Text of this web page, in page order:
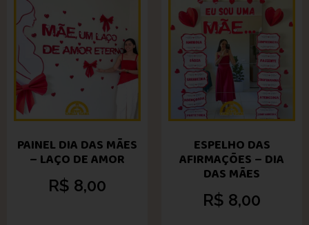
PAINEL DIA DAS MÃES
– LAÇO DE AMOR
R$ 8,00
ESPELHO DAS
AFIRMAÇÕES – DIA
DAS MÃES
R$ 8,00